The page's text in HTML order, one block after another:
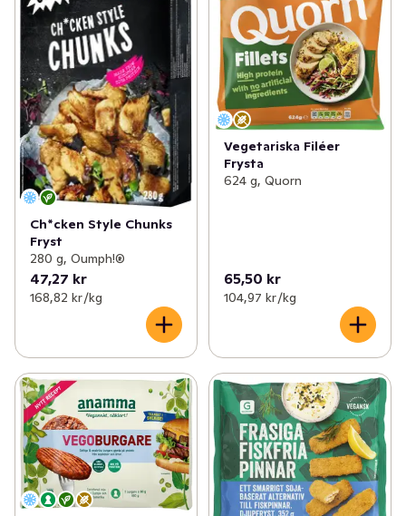
Ch*cken Style Chunks
Fryst
280 g, Oumph!®
47,27 kr
168,82 kr /kg
Vegetariska Filéer
Frysta
624 g, Quorn
65,50 kr
104,97 kr /kg